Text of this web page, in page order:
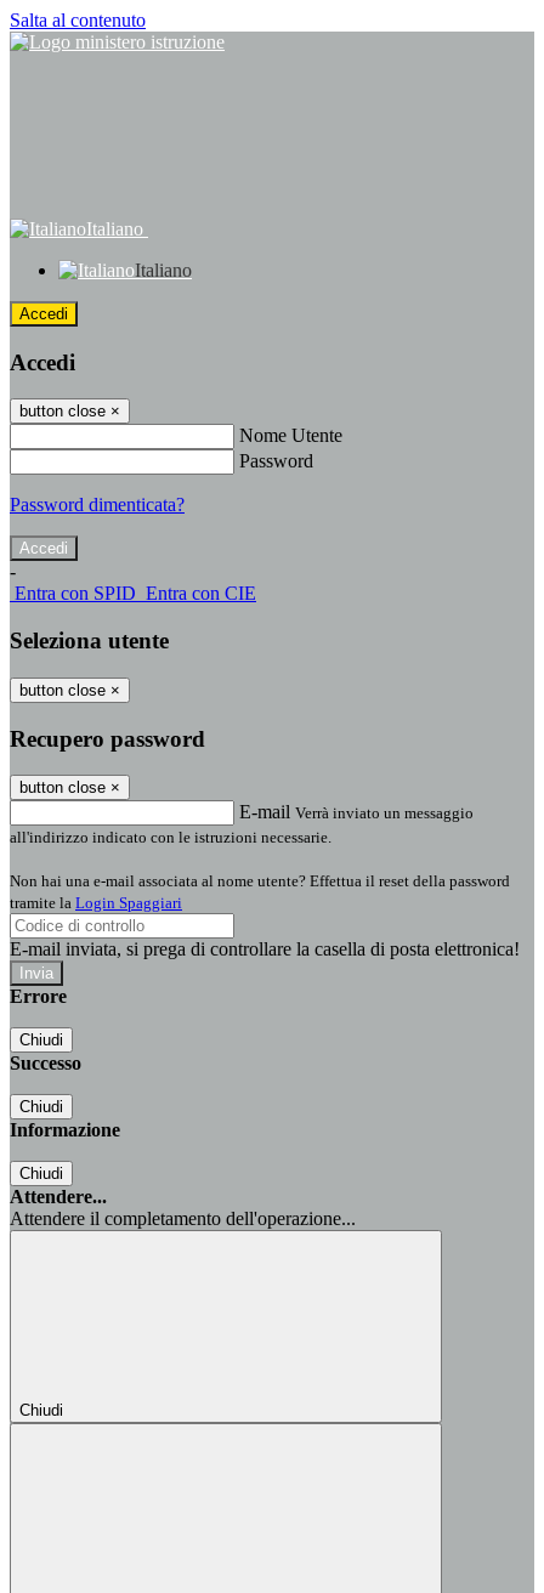
Salta al contenuto
Italiano
Italiano
Accedi
Accedi
button close ×
Nome Utente
Password
Password dimenticata?
-
Entra con SPID Entra con CIE
Seleziona utente
button close ×
Recupero password
button close ×
E-mail Verrà inviato un messaggio
all'indirizzo indicato con le istruzioni necessarie.
Non hai una e-mail associata al nome utente? Effettua il reset della password
tramite la Login Spaggiari
E-mail inviata, si prega di controllare la casella di posta elettronica!
Errore
Chiudi
Successo
Chiudi
Informazione
Chiudi
Attendere...
Attendere il completamento dell'operazione...
Chiudi